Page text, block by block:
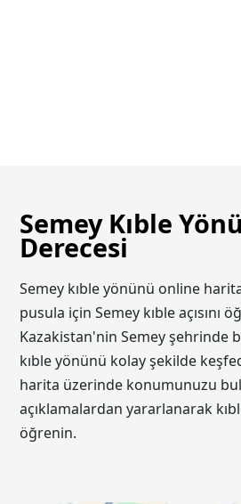
Semey Kıble
Derecesi
Semey kıble yönünü online
pusula için Semey kıble açısını
Kazakistan'nin Semey şehrinde
kıble yönünü kolay şekilde
harita üzerinde konumunuzu
açıklamalardan yararlanarak
öğrenin.